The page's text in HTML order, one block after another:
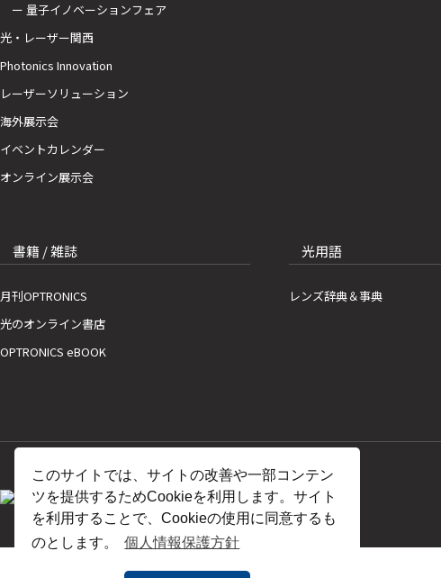
このサイトでは、サイトの改善や一部コンテン
ツを提供するためCookieを利用します。サイト
を利用することで、Cookieの使用に同意するも
のとします。
個人情報保護方針
ー 量子イノベーションフェア
光・レーザー関西
Photonics Innovation
レーザーソリューション
海外展示会
イベントカレンダー
オンライン展示会
書籍 / 雑誌
月刊OPTRONICS
光のオンライン書店
OPTRONICS eBOOK
光用語
レンズ辞典＆事典